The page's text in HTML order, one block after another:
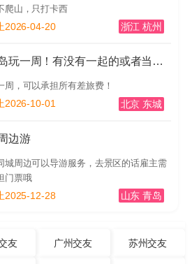
爬山，只打卡西
2026-04-20 浙江 杭州
去青岛玩一周！有没有一起的或者当地的导游推荐一下！有
周，可以承担所有差旅费！
2026-10-01 北京 东城
边游
城周边可以导游服务，去景区的话雇主需
门票哦
2025-12-28 山东 青岛
友 广州交友 苏州交友